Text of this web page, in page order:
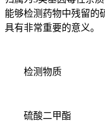
能够检测药物中残留的
具有非常重要的意义。
检测物质
硫酸二甲酯